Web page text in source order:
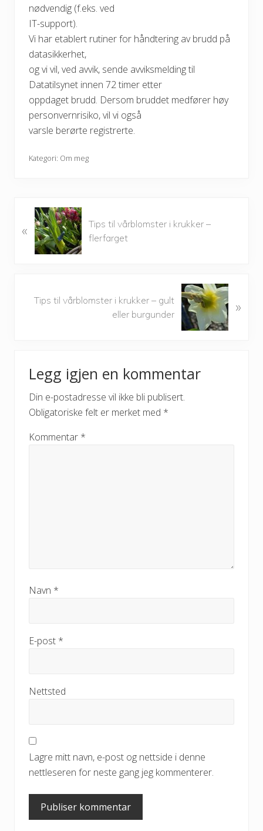
nødvendig (f.eks. ved
IT-support).
Vi har etablert rutiner for håndtering av brudd på
datasikkerhet,
og vi vil, ved avvik, sende avviksmelding til
Datatilsynet innen 72 timer etter
oppdaget brudd. Dersom bruddet medfører høy
personvernrisiko, vil vi også
varsle berørte registrerte.
Kategori: Om meg
r
«
Tips til vårblomster i krukker –
flerfarget
Tips til vårblomster i krukker – gult
eller burgunder
»
Interactions
Legg igjen en kommentar
Din e-postadresse vil ikke bli publisert.
Obligatoriske felt er merket med *
Kommentar *
Navn *
E-post *
Nettsted
Lagre mitt navn, e-post og nettside i denne
nettleseren for neste gang jeg kommenterer.